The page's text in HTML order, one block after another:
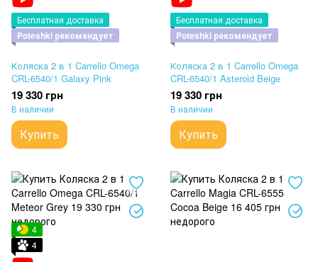
Бесплатная доставка
Poteshki рекомендует
Коляска 2 в 1 Carrello Omega
CRL-6540/1 Galaxy Pink
19 330 грн
В наличии
Купить
Бесплатная доставка
Poteshki рекомендует
Коляска 2 в 1 Carrello Omega
CRL-6540/1 Asteroid Beige
19 330 грн
В наличии
Купить
4
4